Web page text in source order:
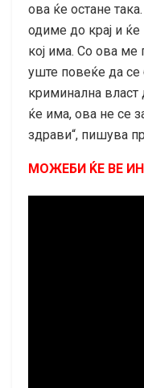
ова ќе остане
одиме до крај и
кој има. Со ова ме
уште повеќе да
криминална
ќе има, ова не се
здрави“, пишува
МОЖЕБИ ЌЕ ВЕ